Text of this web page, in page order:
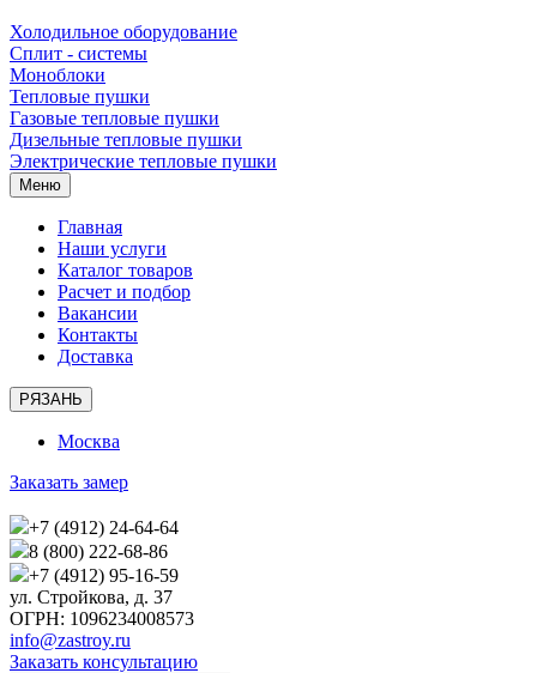
Холодильное оборудование
Сплит - системы
Моноблоки
Тепловые пушки
Газовые тепловые пушки
Дизельные тепловые пушки
Электрические тепловые пушки
Меню
Главная
Наши услуги
Каталог товаров
Расчет и подбор
Вакансии
Контакты
Доставка
РЯЗАНЬ
Москва
Заказать замер
+7 (4912) 24-64-64
8 (800) 222-68-86
+7 (4912) 95-16-59
ул. Стройкова, д. 37
ОГРН: 1096234008573
info@zastroy.ru
Заказать консультацию